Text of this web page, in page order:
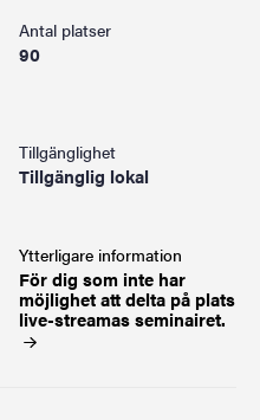
Antal platser
90
Tillgänglighet
Tillgänglig lokal
Ytterligare information
För dig som inte har
möjlighet att delta på plats
live-streamasseminairet.